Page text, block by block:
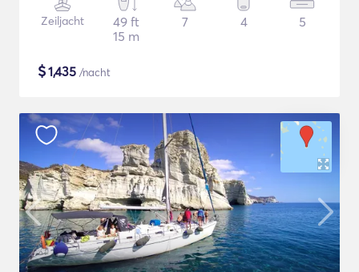
Zeiljacht
49 ft
15 m
7 4 5
$1,435 /nacht